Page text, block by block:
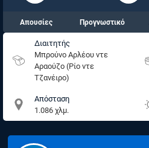
Απουσίες Προγνωστικό
Διαιτητής
Μπρούνο Αρλέου ντε
Αραούζο (Ρίο ντε
Τζανέιρο)
Απόσταση
1.086 χλμ.